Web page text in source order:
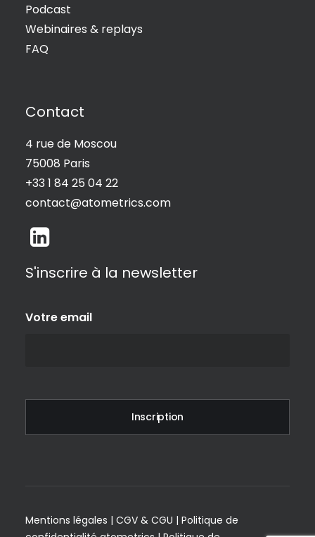
Podcast
Webinaires & replays
FAQ
Contact
4 rue de Moscou
75008 Paris
+33 1 84 25 04 22
contact@atometrics.com
S'inscrire à la newsletter
Votre email
Mentions légales | CGV & CGU | Politique de